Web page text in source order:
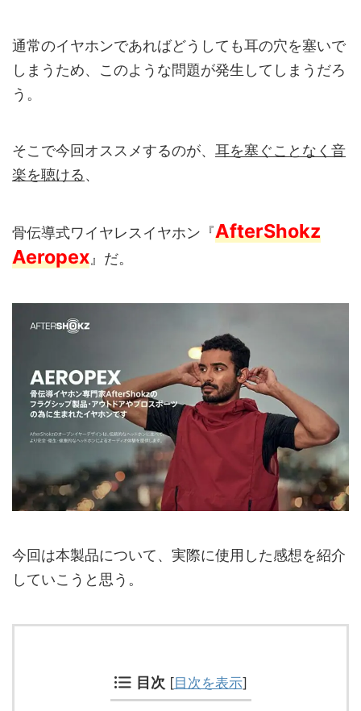
通常のイヤホンであればどうしても耳の穴を塞いで
しまうため、このような問題が発生してしまうだろ
う。
そこで今回オススメするのが、 耳を塞ぐことなく音
楽を聴ける、
骨伝導式ワイヤレスイヤホン『AfterShokz
Aeropex 』だ。
今回は本製品について、実際に使用した感想を紹介
していこうと思う。
目次 [目次を表示]